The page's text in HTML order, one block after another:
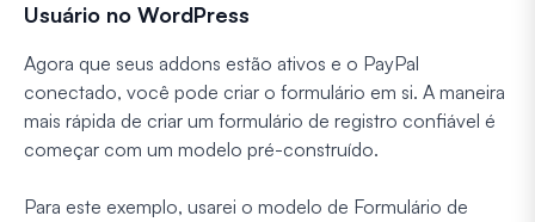
Usuário no WordPress
Agora que seus addons estão ativos e o PayPal
conectado, você pode criar o formulário em si. A maneira
mais rápida de criar um formulário de registro confiável é
começar com um modelo pré-construído.
Para este exemplo, usarei o modelo de Formulário de